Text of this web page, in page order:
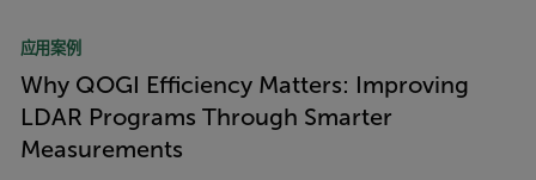
应用案例
Why QOGI Efficiency Matters: Improving
LDAR Programs Through Smarter
Measurements